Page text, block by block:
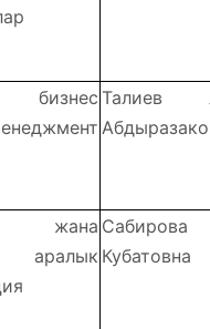
бизнес Талиев
жана
аралык Кубатовна